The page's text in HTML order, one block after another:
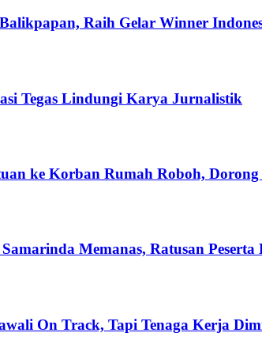
Raih Gelar Winner
Tegas Lindungi Karya Jurnalistik
ke Korban Rumah Roboh, Dorong
Memanas, Ratusan Peserta
On Track, Tapi Tenaga Kerja